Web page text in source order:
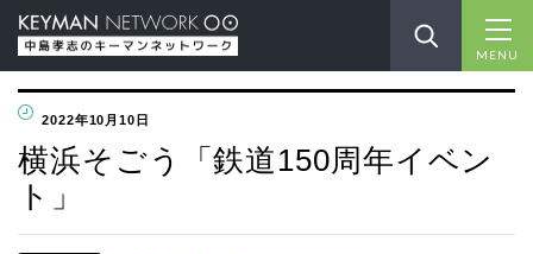
MENU
2022年10月10日
横浜そごう「鉄道150周年イベン
ト」